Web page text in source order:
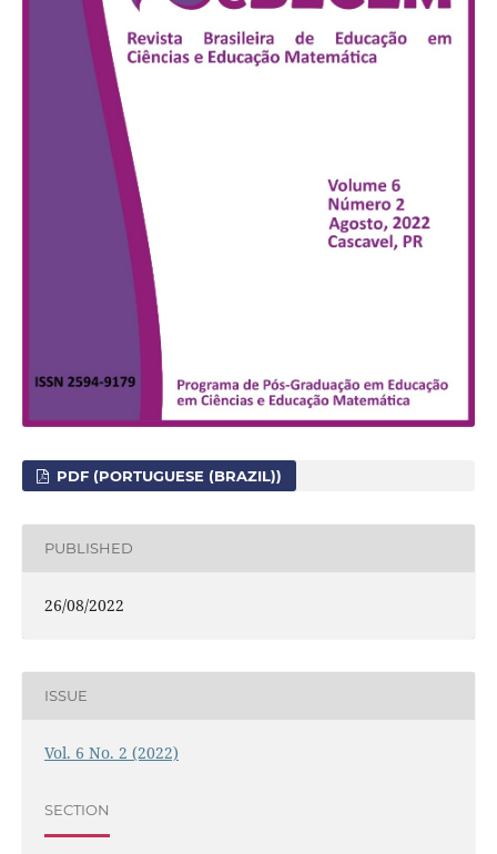
PDF (PORTUGUESE (BRAZIL))
PUBLISHED
26/08/2022
ISSUE
Vol. 6 No. 2 (2022)
SECTION